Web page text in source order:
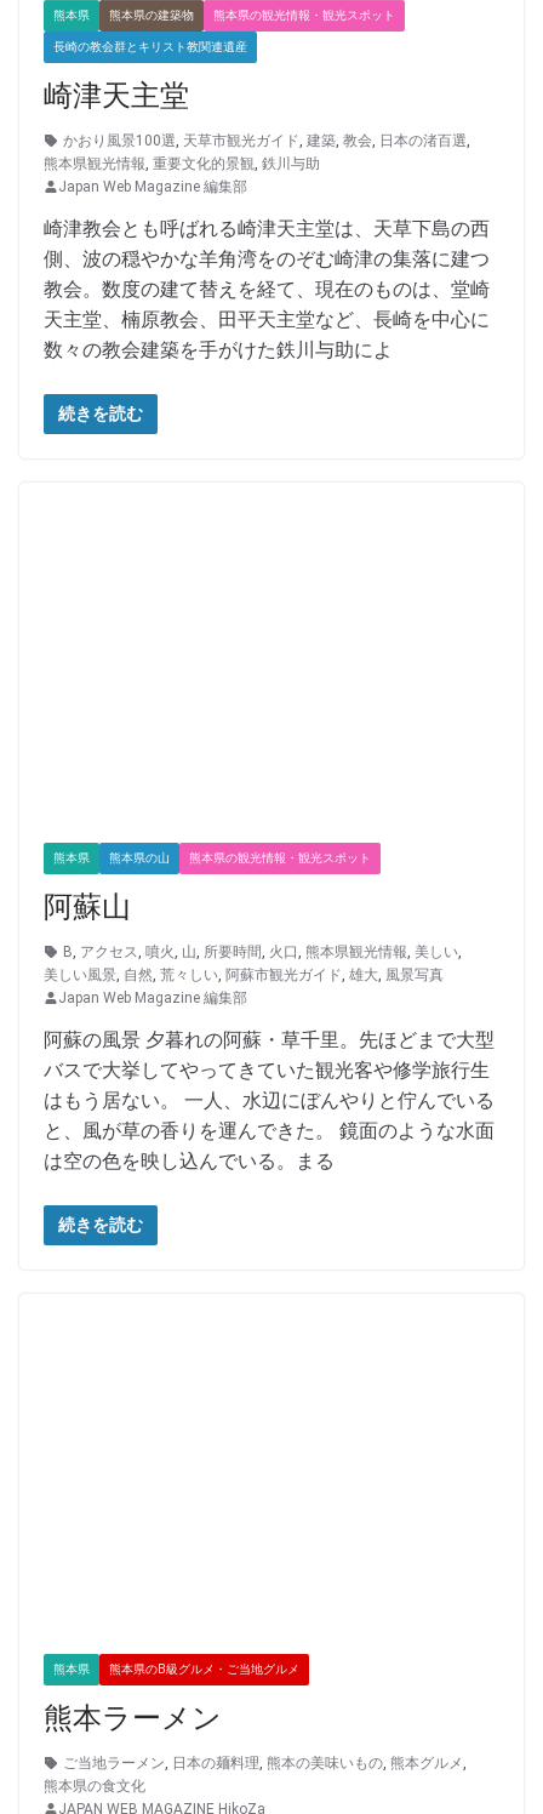
熊本県 熊本県の建築物 熊本県の観光情報・観光スポット
長崎の教会群とキリスト教関連遺産
崎津天主堂
かおり風景100選 天草市観光ガイド 建築 教会 日本の渚百選
熊本県観光情報 重要文化的景観 鉄川与助
Japan Web Magazine 編集部
崎津教会とも呼ばれる崎津天主堂は、天草下島の西
側、波の穏やかな羊角湾をのぞむ崎津の集落に建つ
教会。数度の建て替えを経て、現在のものは、堂崎
天主堂、楠原教会、田平天主堂など、長崎を中心に
数々の教会建築を手がけた鉄川与助によ
続きを読む
熊本県 熊本県の山 熊本県の観光情報・観光スポット
阿蘇山
B, アクセス, 噴火, 山, 所要時間, 火口, 熊本県観光情報, 美しい,
美しい風景, 自然, 荒々しい, 阿蘇市観光ガイド, 雄大, 風景写真
Japan Web Magazine 編集部
阿蘇の風景 夕暮れの阿蘇・草千里。先ほどまで大型
バスで大挙してやってきていた観光客や修学旅行生
はもう居ない。 一人、水辺にぼんやりと佇んでいる
と、風が草の香りを運んできた。 鏡面のような水面
は空の色を映し込んでいる。まる
続きを読む
熊本県 熊本県のB級グルメ・ご当地グルメ
熊本ラーメン
ご当地ラーメン, 日本の麺料理, 熊本の美味いもの, 熊本グルメ,
熊本県の食文化
JAPAN WEB MAGAZINE HikoZa